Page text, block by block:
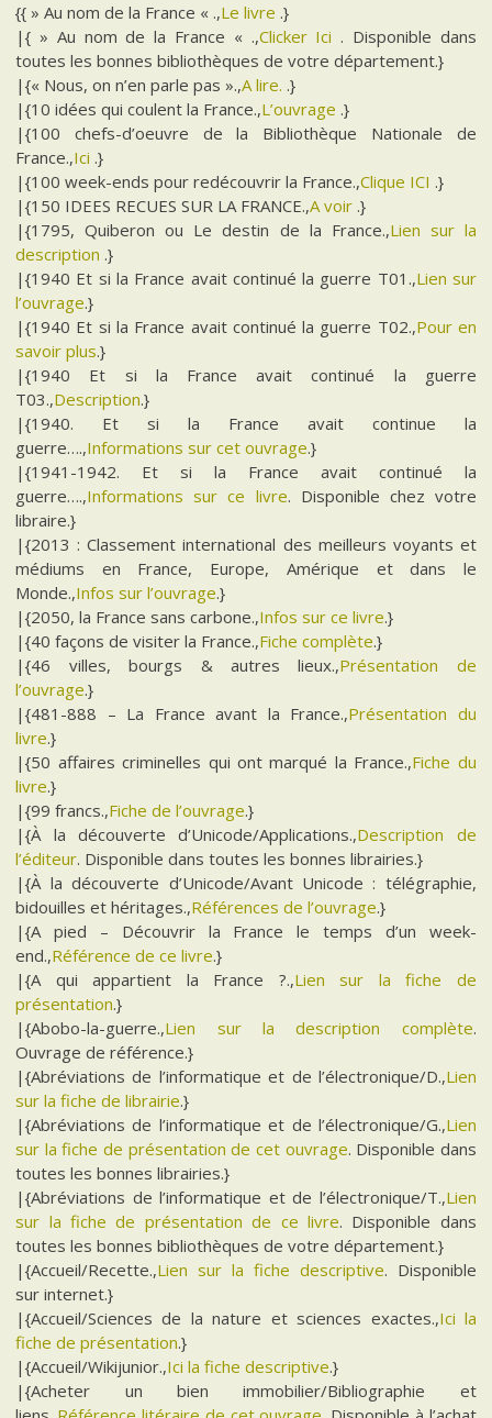
{{ » Au nom de la France « .,Le livre .}
|{ » Au nom de la France « .,Clicker Ici . Disponible dans
toutes les bonnes bibliothèques de votre département.}
|{« Nous, on n’en parle pas ».,A lire. .}
|{10 idées qui coulent la France.,L’ouvrage .}
|{100 chefs-d’oeuvre de la Bibliothèque Nationale de
France.,Ici .}
|{100 week-ends pour redécouvrir la France.,Clique ICI .}
|{150 IDEES RECUES SUR LA FRANCE.,A voir .}
|{1795, Quiberon ou Le destin de la France.,Lien sur la
description .}
|{1940 Et si la France avait continué la guerre T01.,Lien sur
l’ouvrage.}
|{1940 Et si la France avait continué la guerre T02.,Pour en
savoir plus.}
|{1940 Et si la France avait continué la guerre
T03.,Description.}
|{1940. Et si la France avait continue la
guerre….,Informations sur cet ouvrage.}
|{1941-1942. Et si la France avait continué la
guerre….,Informations sur ce livre. Disponible chez votre
libraire.}
|{2013 : Classement international des meilleurs voyants et
médiums en France, Europe, Amérique et dans le
Monde.,Infos sur l’ouvrage.}
|{2050, la France sans carbone.,Infos sur ce livre.}
|{40 façons de visiter la France.,Fiche complète.}
|{46 villes, bourgs & autres lieux.,Présentation de
l’ouvrage.}
|{481-888 – La France avant la France.,Présentation du
livre.}
|{50 affaires criminelles qui ont marqué la France.,Fiche du
livre.}
|{99 francs.,Fiche de l’ouvrage.}
|{À la découverte d’Unicode/Applications.,Description de
l’éditeur. Disponible dans toutes les bonnes librairies.}
|{À la découverte d’Unicode/Avant Unicode : télégraphie,
bidouilles et héritages.,Références de l’ouvrage.}
|{A pied – Découvrir la France le temps d’un week-
end.,Référence de ce livre.}
|{A qui appartient la France ?.,Lien sur la fiche de
présentation.}
|{Abobo-la-guerre.,Lien sur la description complète.
Ouvrage de référence.}
|{Abréviations de l’informatique et de l’électronique/D.,Lien
sur la fiche de librairie.}
|{Abréviations de l’informatique et de l’électronique/G.,Lien
sur la fiche de présentation de cet ouvrage. Disponible dans
toutes les bonnes librairies.}
|{Abréviations de l’informatique et de l’électronique/T.,Lien
sur la fiche de présentation de ce livre. Disponible dans
toutes les bonnes bibliothèques de votre département.}
|{Accueil/Recette.,Lien sur la fiche descriptive. Disponible
sur internet.}
|{Accueil/Sciences de la nature et sciences exactes.,Ici la
fiche de présentation.}
|{Accueil/Wikijunior.,Ici la fiche descriptive.}
|{Acheter un bien immobilier/Bibliographie et